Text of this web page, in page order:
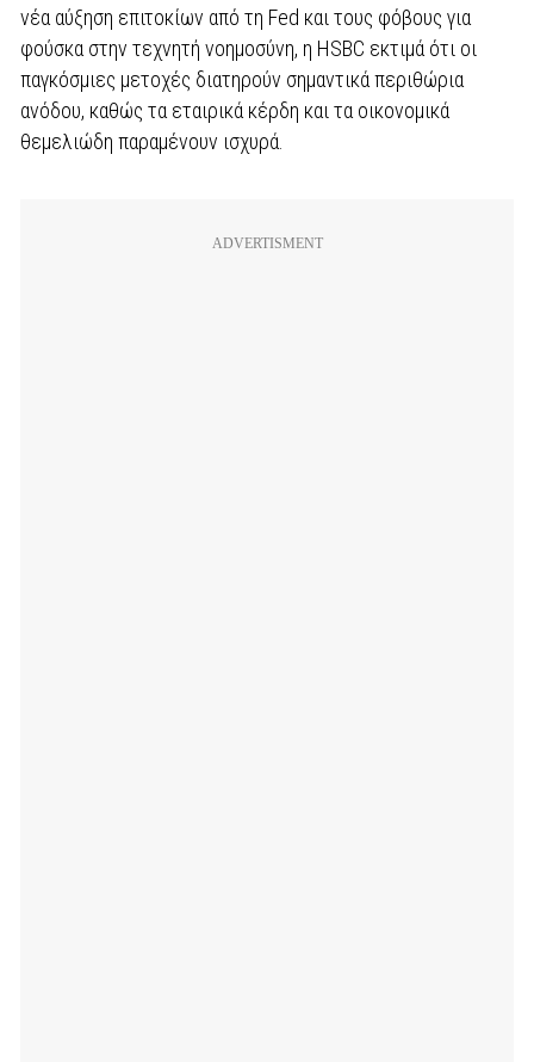
νέα αύξηση επιτοκίων από τη Fed και τους φόβους για
φούσκα στην τεχνητή νοημοσύνη, η HSBC εκτιμά ότι οι
παγκόσμιες μετοχές διατηρούν σημαντικά περιθώρια
ανόδου, καθώς τα εταιρικά κέρδη και τα οικονομικά
θεμελιώδη παραμένουν ισχυρά.